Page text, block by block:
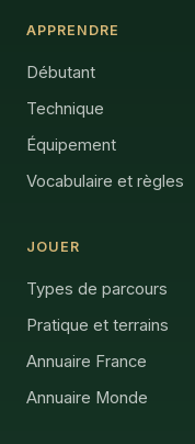
APPRENDRE
Débutant
Technique
Équipement
Vocabulaire et règles
JOUER
Types de parcours
Pratique et terrains
Annuaire France
Annuaire Monde